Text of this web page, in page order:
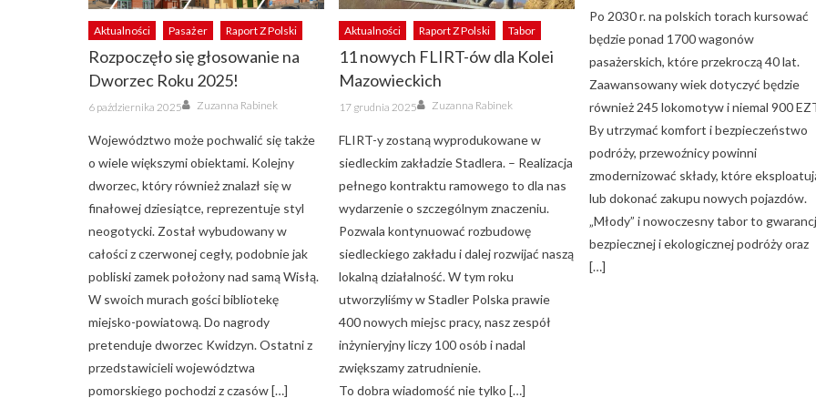
Aktualności Pasażer Raport Z Polski
Rozpoczęło się głosowanie na
Dworzec Roku 2025!
Posted
on
6 października 2025 Author
Zuzanna Rabinek
Województwo może pochwalić się także
o wiele większymi obiektami. Kolejny
dworzec, który również znalazł się w
finałowej dziesiątce, reprezentuje styl
neogotycki. Został wybudowany w
całości z czerwonej cegły, podobnie jak
pobliski zamek położony nad samą Wisłą.
W swoich murach gości bibliotekę
miejsko-powiatową. Do nagrody
pretenduje dworzec Kwidzyn. Ostatni z
przedstawicieli województwa
pomorskiego pochodzi z czasów […]
Aktualności Raport Z Polski Tabor
11 nowych FLIRT-ów dla Kolei
Mazowieckich
Posted
on
17 grudnia 2025 Author
Zuzanna Rabinek
FLIRT-y zostaną wyprodukowane w
siedleckim zakładzie Stadlera. – Realizacja
pełnego kontraktu ramowego to dla nas
wydarzenie o szczególnym znaczeniu.
Pozwala kontynuować rozbudowę
siedleckiego zakładu i dalej rozwijać naszą
lokalną działalność. W tym roku
utworzyliśmy w Stadler Polska prawie
400 nowych miejsc pracy, nasz zespół
inżynieryjny liczy 100 osób i nadal
zwiększamy zatrudnienie.
To dobra wiadomość nie tylko […]
Po 2030 r. na polskich torach kursować
będzie ponad 1700 wagonów
pasażerskich, które przekroczą 40 lat.
Zaawansowany wiek dotyczyć będzie
również 245 lokomotyw i niemal 900
By utrzymać komfort i bezpieczeństwo
podróży, przewoźnicy powinni
zmodernizować składy, które
lub dokonać zakupu nowych pojazdów.
„Młody” i nowoczesny tabor to
bezpiecznej i ekologicznej podróży oraz
[…]